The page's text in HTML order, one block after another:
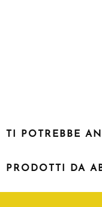
TI POTREBBE
PRODOTTI DA